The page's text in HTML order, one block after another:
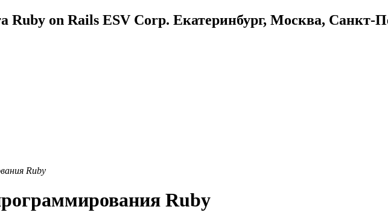
Ruby on Rails ESV Corp. Екатеринбург, Москва, Санкт-
Ruby
Ruby